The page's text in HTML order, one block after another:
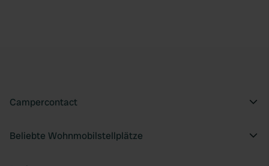
Campercontact
Beliebte Wohnmobilstellplätze